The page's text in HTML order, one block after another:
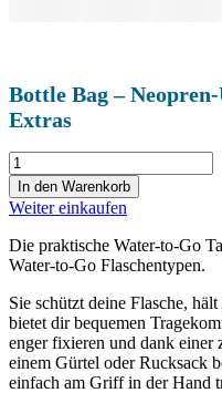
Bottle Bag –
Extras
Bottle
Bag
-
Neopren-
Umhängetasche
mit
Extras
Menge
In den Warenkorb
Weiter einkaufen
Die praktische Water-to-Go
Water-to-Go Flaschentypen.
Sie schützt deine Flasche,
bietet dir bequemen
enger fixieren und dank einer
einem Gürtel oder Rucksack
einfach am Griff in der Hand